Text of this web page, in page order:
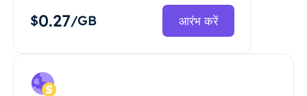
$0.27/GB आरंभ करें